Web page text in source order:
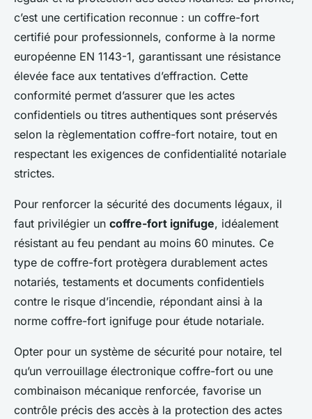
c’est une certification reconnue : un coffre-fort
certifié pour professionnels, conforme à la norme
européenne EN 1143-1, garantissant une résistance
élevée face aux tentatives d’effraction. Cette
conformité permet d’assurer que les actes
confidentiels ou titres authentiques sont préservés
selon la règlementation coffre-fort notaire, tout en
respectant les exigences de confidentialité notariale
strictes.
Pour renforcer la sécurité des documents légaux, il
faut privilégier un coffre-fort ignifuge, idéalement
résistant au feu pendant au moins 60 minutes. Ce
type de coffre-fort protègera durablement actes
notariés, testaments et documents confidentiels
contre le risque d’incendie, répondant ainsi à la
norme coffre-fort ignifuge pour étude notariale.
Opter pour un système de sécurité pour notaire, tel
qu’un verrouillage électronique coffre-fort ou une
combinaison mécanique renforcée, favorise un
contrôle précis des accès à la protection des actes